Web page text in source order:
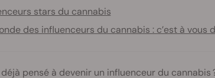
stars du cannabis
des influenceurs du cannabis : c’est à vous
pensé à devenir un influenceur du